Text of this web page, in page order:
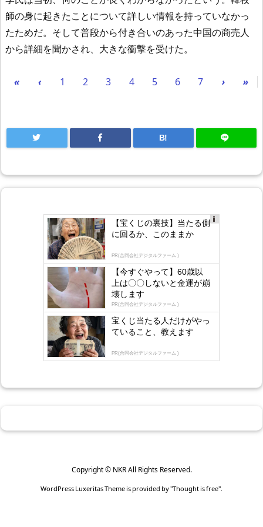
師の身に起きたことについて詳しい情報を持っていなかっ
たためだ。そして普段から付き合いのあった中国の商売人
から詳細を聞かされ、大きな衝撃を受けた。
« ‹ 1 2 3 4 5 6 7 › »
B!
gly
【宝くじの裏技】当たる側
に回るか、このままか
PR(合同会社デジタルファーム )
【今すぐやって】60歳以
上は〇〇しないと金運が崩
壊します
PR(合同会社デジタルファーム )
宝くじ当たる人だけがやっ
ていること、教えます
PR(合同会社デジタルファーム )
Copyright © NKRAll Rights Reserved.
WordPress Luxeritas Theme is provided by "Thought is free".